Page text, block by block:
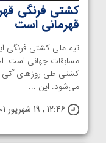
کشتی فرنگی
قهرمانی است
تیم ملی کشتی فرنگی
مسابقات جهانی است.
کشتی طی روزهای آتی
می‌شود. این ...
12:46 , 19 شهریور 01